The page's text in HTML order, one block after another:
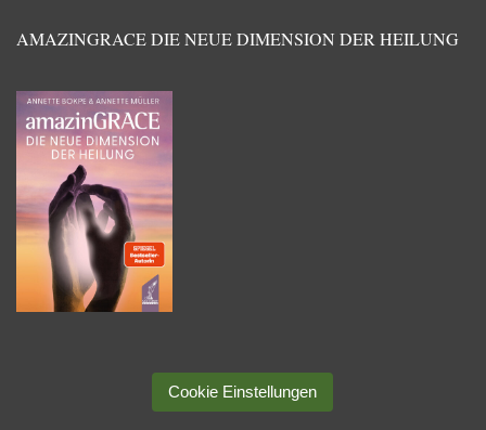
AMAZINGRACE DIE NEUE DIMENSION DER HEILUNG
Cookie Einstellungen